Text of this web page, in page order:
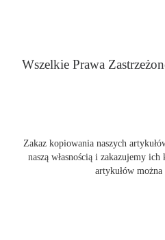
Wszelkie Prawa
Zakaz kopiowania naszych
naszą własnością i zakazujemy
artykułów można